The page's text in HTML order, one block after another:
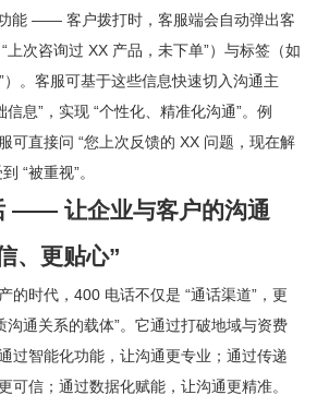
功能 —— 客户拨打时，客服端会自动弹出客
上次咨询过 XX 产品，未下单”）与标签（如
）。客服可基于这些信息快速切入沟通主
息”，实现 “个性化、精准化沟通”。例
可直接问 “您上次反馈的 XX 问题，现在解
“被重视”。
—— 让企业与客户的沟通
、更贴心”
的时代，400 电话不仅是 “通话渠道”，更
沟通关系的载体”。它通过打破地域与资费
过智能化功能，让沟通更专业；通过传递
可信；通过数据化赋能，让沟通更精准。